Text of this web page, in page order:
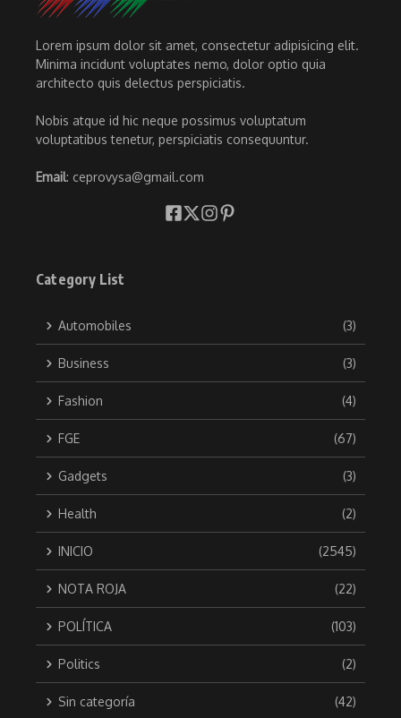
Lorem ipsum dolor sit amet, consectetur adipisicing elit.
Minima incidunt voluptates nemo, dolor optio quia
architecto quis delectus perspiciatis.
Nobis atque id hic neque possimus voluptatum
voluptatibus tenetur, perspiciatis consequuntur.
Email: ceprovysa@gmail.com
Category List
Automobiles (3)
Business (3)
Fashion (4)
FGE (67)
Gadgets (3)
Health (2)
INICIO (2545)
NOTA ROJA (22)
POLÍTICA (103)
Politics (2)
Sin categoría (42)